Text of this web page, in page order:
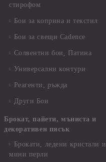
стирофом
Бои за коприна и текстил
Бои за свещи Cadence
Солвентни бои, Патина
Универсални контури
Реагенти, ръжда
Други Бои
Брокат, пайети, мъниста и
декоративен пясък
Брокати, ледени кристали и
мини перли